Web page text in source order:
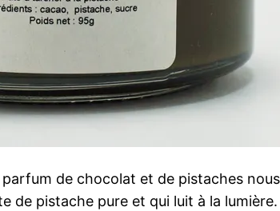
de chocolat et de pistaches
de pistache pure et qui luit à la